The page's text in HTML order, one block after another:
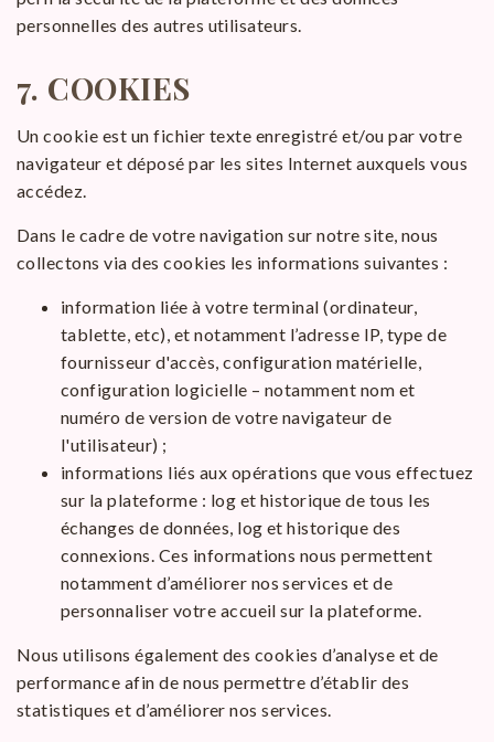
personnelles des autres utilisateurs.
7. COOKIES
Un cookie est un fichier texte enregistré et/ou par votre
navigateur et déposé par les sites Internet auxquels vous
accédez.
Dans le cadre de votre navigation sur notre site, nous
collectons via des cookies les informations suivantes :
information liée à votre terminal (ordinateur,
tablette, etc), et notamment l’adresse IP, type de
fournisseur d'accès, configuration matérielle,
configuration logicielle – notamment nom et
numéro de version de votre navigateur de
l'utilisateur) ;
informations liés aux opérations que vous effectuez
sur la plateforme : log et historique de tous les
échanges de données, log et historique des
connexions. Ces informations nous permettent
notamment d’améliorer nos services et de
personnaliser votre accueil sur la plateforme.
Nous utilisons également des cookies d’analyse et de
performance afin de nous permettre d’établir des
statistiques et d’améliorer nos services.